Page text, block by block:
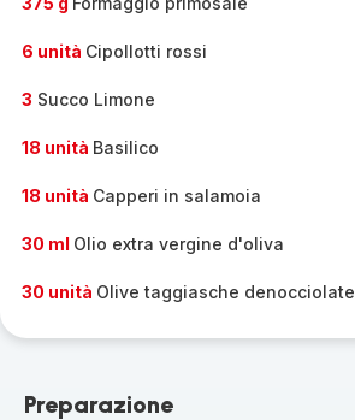
6 unità Cipollotti rossi
3 Succo Limone
18 unità Basilico
18 unità Capperi in salamoia
30 ml Olio extra vergine d'oliva
30 unità Olive taggiasche denocciolate
Preparazione